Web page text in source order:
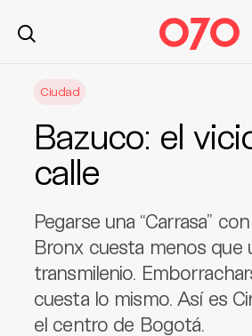
Ciudad
Bazuco: el
calle
Pegarse una “Carrasa”
Bronx cuesta menos que
transmilenio.
cuesta lo mismo. Así es
el centro de Bogotá.